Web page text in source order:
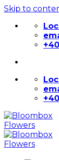
Skip to